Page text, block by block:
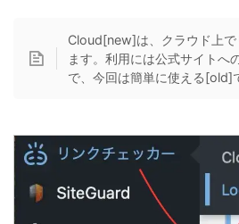
Cloud[new]は、クラウド上で
ます。利用には公式サイトへ
で、今回は簡単に使える[old]